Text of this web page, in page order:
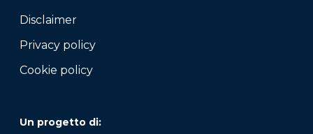
Disclaimer
Privacy policy
Cookie policy
Un progetto di: